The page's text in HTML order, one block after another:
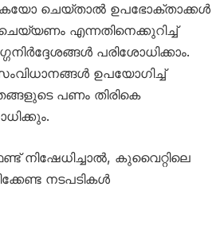
ചെയ്താൽ ഉപഭോക്താക്കൾ
എന്നതിനെക്കുറിച്ച്
പരിശോധിക്കാം.
ഉപയോഗിച്ച്
പണം തിരികെ
നിഷേധിച്ചാൽ, കുവൈറ്റിലെ
നടപടികൾ